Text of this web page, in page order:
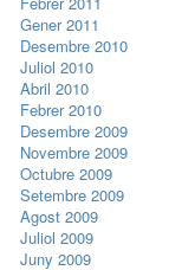
Gener 2011
Desembre 2010
Juliol 2010
Abril 2010
Febrer 2010
Desembre 2009
Novembre 2009
Octubre 2009
Setembre 2009
Agost 2009
Juliol 2009
Juny 2009